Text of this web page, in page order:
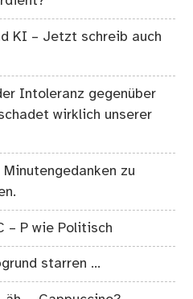
KI – Jetzt schreib auch
Intoleranz gegenüber
wirklich unserer
zu
– P wie Politisch
starren …